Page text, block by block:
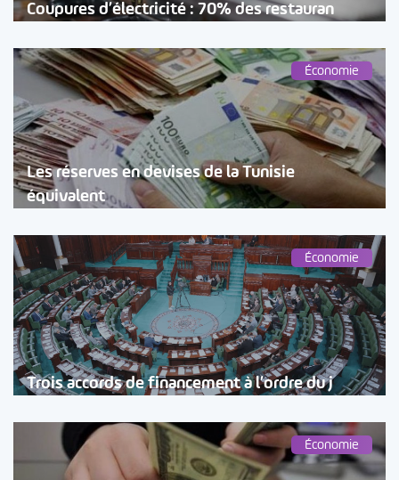
Coupures d’électricité : 70% des restauran
Économie
Les réserves en devises de la Tunisie
équivalent
Économie
Trois accords de financement à l’ordre du j
Économie